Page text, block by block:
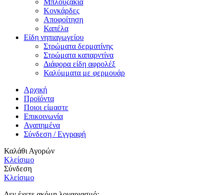
Κονκάρδες
Αποφοίτηση
Καπέλα
Είδη νηπιαγωγείου
Στρώματα δερματίνης
Στρώματα καπαρντίνα
Διάφορα είδη αφρολέξ
Καλύμματα με φερμουάρ
Αρχική
Προϊόντα
Ποιοι είμαστε
Επικοινωνία
Αγαπημένα
Σύνδεση / Εγγραφή
Καλάθι Αγορών
Κλείσιμο
Σύνδεση
Κλείσιμο